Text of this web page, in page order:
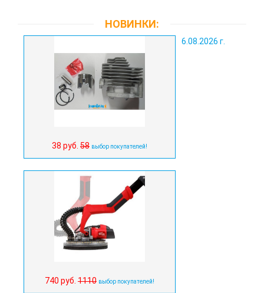
НОВИНКИ:
6.08.2026 г.
38 руб. 58 выбор покупателей!
740 руб. 1110 выбор покупателей!